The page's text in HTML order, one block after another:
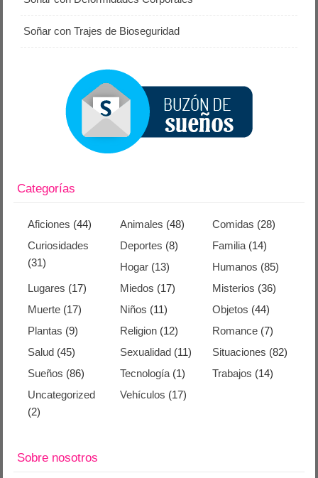
Soñar con Trajes de Bioseguridad
Categorías
Aficiones (44) Animales (48) Comidas (28)
Curiosidades
(31)
Deportes (8) Familia(14)
Hogar (13) Humanos (85)
Lugares (17) Miedos (17) Misterios (36)
Muerte (17) Niños (11) Objetos (44)
Plantas (9) Religion (12) Romance(7)
Salud (45) Sexualidad (11) Situaciones (82)
Sueños (86) Tecnología (1) Trabajos (14)
Uncategorized
(2)
Vehículos (17)
Sobre nosotros